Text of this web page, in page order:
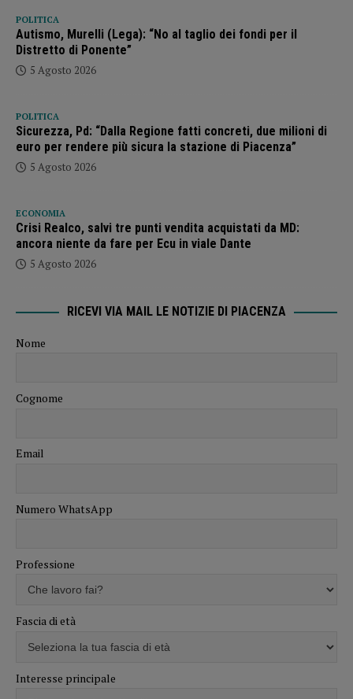
POLITICA
Autismo, Murelli (Lega): “No al taglio dei fondi per il
Distretto di Ponente”
5 Agosto 2026
POLITICA
Sicurezza, Pd: “Dalla Regione fatti concreti, due milioni di
euro per rendere più sicura la stazione di Piacenza”
5 Agosto 2026
ECONOMIA
Crisi Realco, salvi tre punti vendita acquistati da MD:
ancora niente da fare per Ecu in viale Dante
5 Agosto 2026
RICEVI VIA MAIL LE NOTIZIE DI PIACENZA
Nome
Cognome
Email
Numero WhatsApp
Professione
Fascia di età
Interesse principale